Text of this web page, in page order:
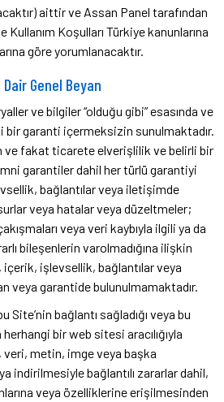
aittir ve Assan Panel tarafından
Koşulları Türkiye kanunlarına
göre yorumlanacaktır.
Genel Beyan
ve bilgiler “olduğu gibi” esasında ve
bir garanti içermeksizin sunulmaktadır.
ve fakat ticarete elverişlilik ve belirli bir
garantiler dahil her türlü garantiyi
bağlantılar veya iletişimde
veya hatalar veya düzeltmeler;
veya veri kaybıyla ilgili ya da
bileşenlerin varolmadığına ilişkin
işlevsellik, bağlantılar veya
veya garantide bulunulmamaktadır.
Site’nin bağlantı sağladığı veya bu
bir web sitesi aracılığıyla
metin, imge veya başka
indirilmesiyle bağlantılı zararlar dahil,
veya özelliklerine erişilmesinden